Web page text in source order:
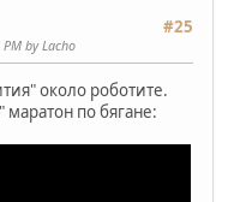
#25
by Lacho
около роботите.
по бягане: